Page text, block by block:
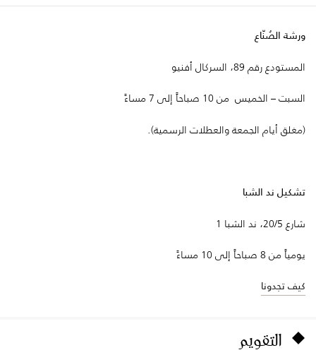
ورشة الصُنّاع
المستودع رقم 89، السركال أفنيو
السبت – الخميس من 10 صباحاً إلى 7 مساءً
(مغلق أيام الجمعة والعطلات الرسمية).
تشكيل ند الشبا
شارع 20/5، ند الشبا 1
يومياً من 8 صباحاً إلى 10 مساءً
كيف تجدونا
التقويم